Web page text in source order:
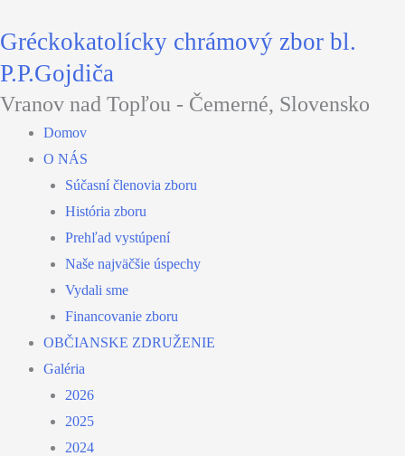
na
obsah
Gréckokatolícky chrámový zbor bl.
P.P.Gojdiča
Vranov nad Topľou - Čemerné, Slovensko
Domov
O NÁS
Súčasní členovia zboru
História zboru
Prehľad vystúpení
Naše najväčšie úspechy
Vydali sme
Financovanie zboru
OBČIANSKE ZDRUŽENIE
Galéria
2026
2025
2024